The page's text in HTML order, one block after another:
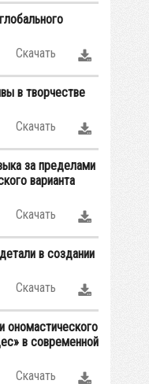
Скачать
в творчестве
Скачать
за пределами
варианта
Скачать
в создании
Скачать
ономастического
в современной
Скачать